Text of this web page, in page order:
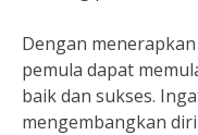
Dengan
pemula dapat
baik dan sukses.
mengembangkan